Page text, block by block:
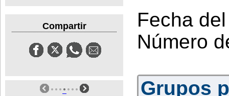
Compartir
Fecha
Número
Grupos